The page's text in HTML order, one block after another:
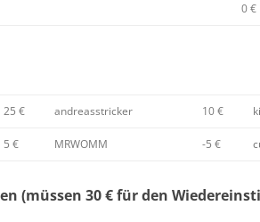
0 €
25 € andreasstricker 10 €
5 € MRWOMM -5 €
(müssen 30 € für den